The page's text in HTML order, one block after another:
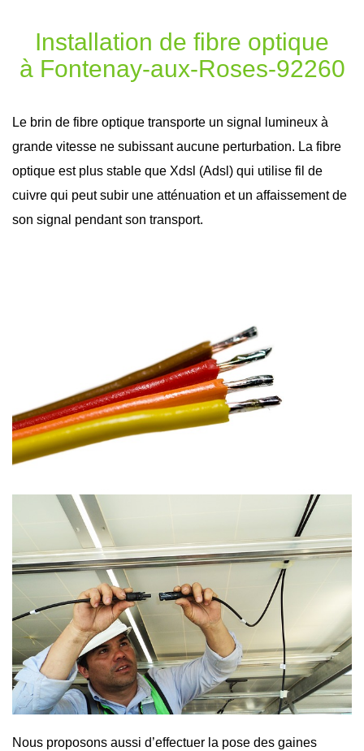
Installation de fibre optique
à Fontenay-aux-Roses-92260
Le brin de fibre optique transporte un signal lumineux à
grande vitesse ne subissant aucune perturbation. La fibre
optique est plus stable que Xdsl (Adsl) qui utilise fil de
cuivre qui peut subir une atténuation et un affaissement de
son signal pendant son transport.
Nous proposons aussi d’effectuer la pose des gaines